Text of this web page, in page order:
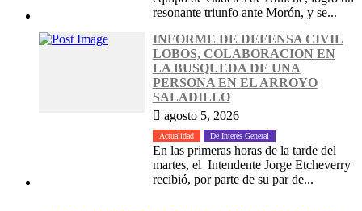
resonante triunfo ante Morón, y se...
INFORME DE DEFENSA CIVIL
LOBOS, COLABORACION EN
LA BUSQUEDA DE UNA
PERSONA EN EL ARROYO
SALADILLO
agosto 5, 2026
Actualidad De Interés General
En las primeras horas de la tarde del
martes, el Intendente Jorge Etcheverry
recibió, por parte de su par de...